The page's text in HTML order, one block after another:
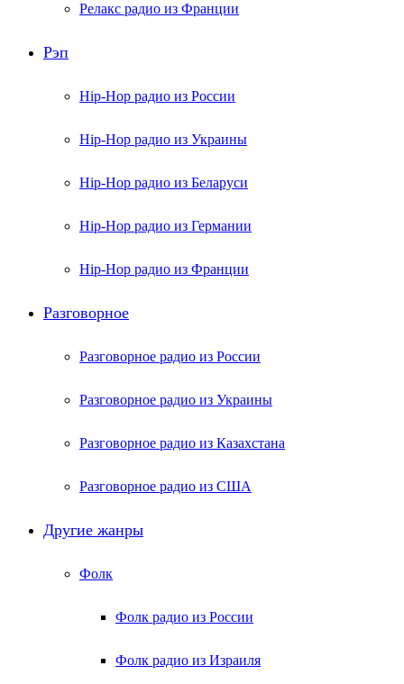
Релакс радио из Франции
Рэп
Hip-Hop радио из России
Hip-Hop радио из Украины
Hip-Hop радио из Беларуси
Hip-Hop радио из Германии
Hip-Hop радио из Франции
Разговорное
Разговорное радио из России
Разговорное радио из Украины
Разговорное радио из Казахстана
Разговорное радио из США
Другие жанры
Фолк
Фолк радио из России
Фолк радио из Израиля